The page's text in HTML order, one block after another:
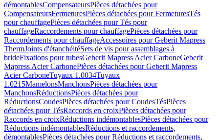
démontablesCompensateursPièces détachées pour
CompensateursFermeturesPièces détachées pour FermeturesTés
pour chauffagePièces détachées pour Tés pour
chauffageRaccordements pour chauffagePièces détachées pour
Raccordements pour chauffageAccessoires pour Geberit Mapress
ThermJoints d'étanchéitéSets de vis pour assemblages à
brideFixations pour tubesGeberit Mapress Acier CarboneGeberit
Mapress Acier CarbonePièces détachées pour Geberit Mapress
Acier CarboneTuyaux 1.0034Tuyaux
1.0215MamelonsManchonsPièces détachées pour
ManchonsRéductionsPièces détachées pour
RéductionsCoudesPièces détachées pour CoudesTésPièces
détachées pour TésRaccords en croixPièces détachées pour
Raccords en croixRéductions indémontablesPièces détachées pour
Réductions indémontablesRéductions et raccordements,
démontablesPièces détachées pour Réductions et raccordements,